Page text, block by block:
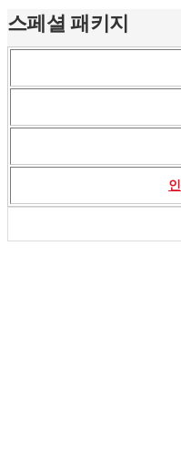
스페셜 패키지